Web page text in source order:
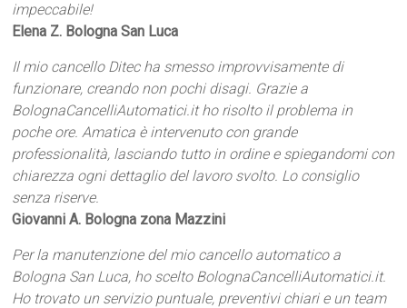
impeccabile!
Elena Z. Bologna San Luca
Il mio cancello Ditec ha smesso improvvisamente di
funzionare, creando non pochi disagi. Grazie a
BolognaCancelliAutomatici.it ho risolto il problema in
poche ore. Amatica è intervenuto con grande
professionalità, lasciando tutto in ordine e spiegandomi con
chiarezza ogni dettaglio del lavoro svolto. Lo consiglio
senza riserve.
Giovanni A. Bologna zona Mazzini
Per la manutenzione del mio cancello automatico a
Bologna San Luca, ho scelto BolognaCancelliAutomatici.it.
Ho trovato un servizio puntuale, preventivi chiari e un team